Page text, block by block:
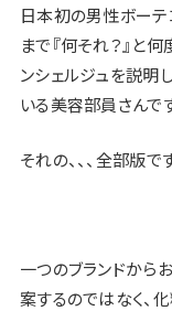
日本初の男性ボーテ
まで『何それ？』と
ンシェルジュを説明
いる美容部員さんで
それの、、、全部版で
一つのブランドから
案するのではなく、